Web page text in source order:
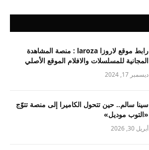
رابط موقع لاروزا laroza : منصة المشاهدة
المجانية للمسلسلات والافلام الموقع الأصلي
ديسمبر 17, 2024
سينا سالم.. حين تتحول الكاميرا إلى منصة تتوّج
«التوب موديل»
أبريل 30, 2026